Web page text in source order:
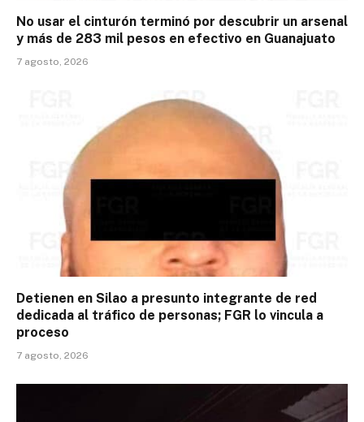
No usar el cinturón terminó por descubrir un arsenal
y más de 283 mil pesos en efectivo en Guanajuato
7 agosto, 2026
Detienen en Silao a presunto integrante de red
dedicada al tráfico de personas; FGR lo vincula a
proceso
7 agosto, 2026